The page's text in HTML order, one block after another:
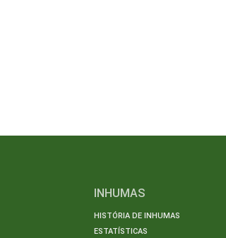
INHUMAS
HISTÓRIA DE INHUMAS
ESTATÍSTICAS